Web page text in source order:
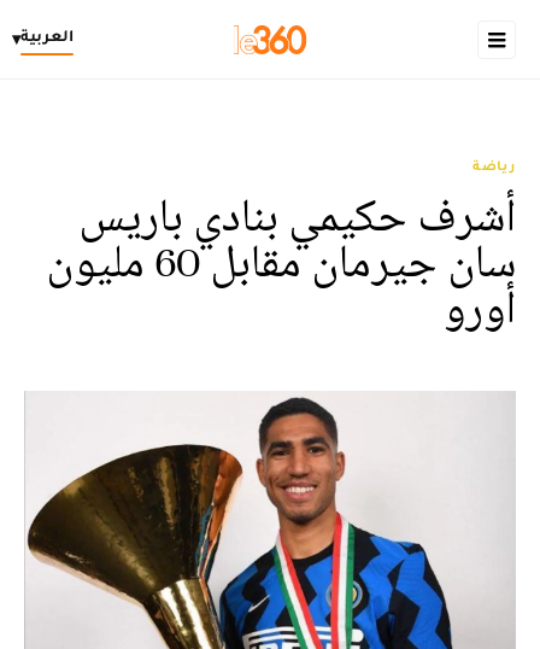
العربية▾
رياضة
أشرف حكيمي بنادي باريس
سان جيرمان مقابل 60 مليون
أورو